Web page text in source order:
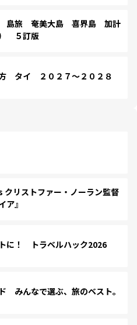
島旅 奄美大島 喜界島 加計
５訂版
タイ ２０２７～２０２８
リストファー・ノーラン監督
ア』
に！ トラベルハック2026
みんなで選ぶ、旅のベスト。